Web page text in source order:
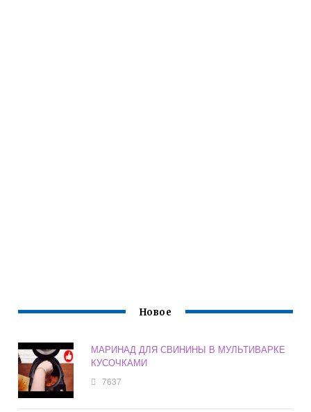
Новое
МАРИНАД ДЛЯ СВИНИНЫ В МУЛЬТИВАРКЕ
КУСОЧКАМИ
7637